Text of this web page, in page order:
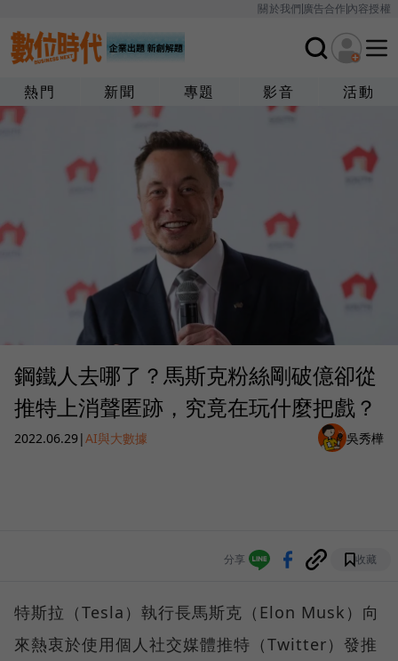
關於我們廣告合作內容授權
熱門 新聞 專題 影音 活動
鋼鐵人去哪了？馬斯克粉絲剛破億卻從
推特上消聲匿跡，究竟在玩什麼把戲？
2022.06.29|AI與大數據 吳秀樺
分享 收藏
特斯拉（Tesla）執行長馬斯克（Elon Musk）向
來熱衷於使用個人社交媒體推特（Twitter）發推